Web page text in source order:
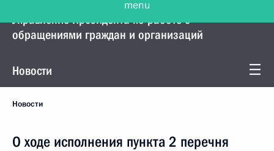
Управление Президента по работе с
обращениями граждан и организаций
Новости
Новости
О ходе исполнения пункта 2 перечня